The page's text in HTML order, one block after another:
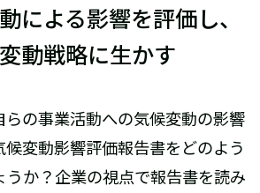
による影響を評価し、
動戦略に生かす
らの事業活動への気候変動の影響
変動影響評価報告書をどのよう
うか？企業の視点で報告書を読み